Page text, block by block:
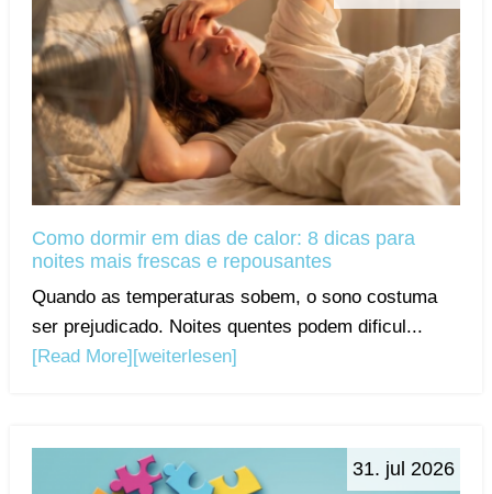
Como dormir em dias de calor: 8 dicas para
noites mais frescas e repousantes
Quando as temperaturas sobem, o sono costuma
ser prejudicado. Noites quentes podem dificul...
[Read More][weiterlesen]
31. jul 2026